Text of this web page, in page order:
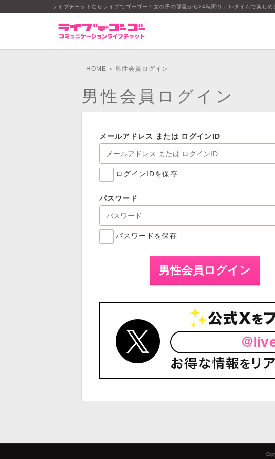
ライブチャットならライブでゴーゴー！女の子の部屋から24時間リアルタイムで楽し
HOME > 男性会員ログイン
男性会員ログイン
メールアドレス または ログインID
ログインIDを保存
パスワード
パスワードを保存